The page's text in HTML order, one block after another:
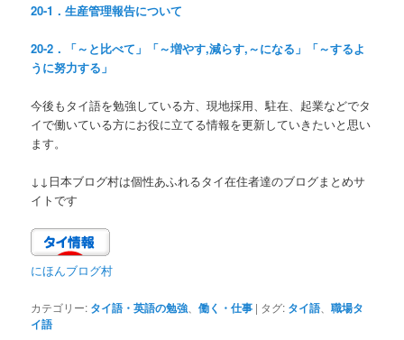
20-1．生産管理報告について
20-2．「～と比べて」「～増やす,減らす,～になる」「～するよ
うに努力する」
今後もタイ語を勉強している方、現地採用、駐在、起業などでタ
イで働いている方にお役に立てる情報を更新していきたいと思い
ます。
↓↓日本ブログ村は個性あふれるタイ在住者達のブログまとめサ
イトです
にほんブログ村
カテゴリー: タイ語・英語の勉強 、働く・仕事 | タグ: タイ語、職場タ
イ語